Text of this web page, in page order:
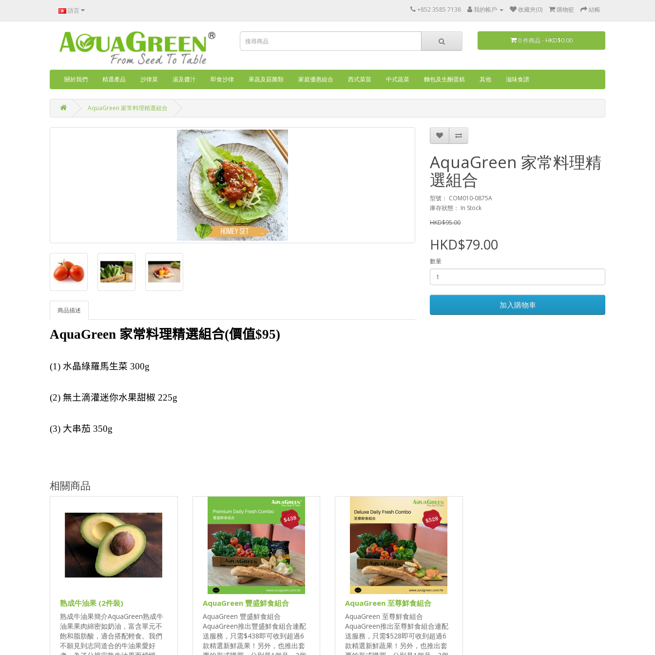
語言 +852 3585 7138 我的帳戶 收藏夾(0) 購物籃 結帳
0 件商品 - HKD$0.00
關於我們 精選產品 沙律菜 湯及醬汁 即食沙律 果蔬及菇菌類 家庭優惠組合 西式菜苗 中式蔬菜 麵包及生酮蛋糕 其他 滋味食譜
AquaGreen 家常料理精選組合
商品描述
AquaGreen 家常料理精選組合(價值$95)
(1) 水晶綠羅馬生菜 300g
(2) 無土滴灌迷你水果甜椒 225g
(3) 大串茄 350g
AquaGreen 家常料理精
選組合
型號： COM010-0875A
庫存狀態： In Stock
HKD$95.00
HKD$79.00
數量
加入購物車
相關商品
熟成牛油果 (2件裝)
熟成牛油果簡介AquaGreen熟成牛
油果果肉綿密如奶油，富含單元不
飽和脂肪酸，適合搭配輕食。我們
不願見到志同道合的牛油果愛好
AquaGreen 豐盛鮮食組合
AquaGreen 豐盛鮮食組合
AquaGreen推出豐盛鮮食組合連配
送服務，只需$438即可收到超過6
款精選新鮮蔬果！另外，也推出套
AquaGreen 至尊鮮食組合
AquaGreen 至尊鮮食組合
AquaGreen推出至尊鮮食組合連配
送服務，只需$528即可收到超過6
款精選新鮮蔬果！另外，也推出套